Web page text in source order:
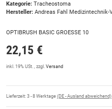
Kategorie: Tracheostoma
Hersteller: Andreas Fahl Medizintechnik-
OPTIBRUSH BASIC GROESSE 10
22,15 €
inkl. 19% USt. , zzgl. Versand
Lieferzeit: 3 - 8 Werktage (DE - Ausland abweichend)